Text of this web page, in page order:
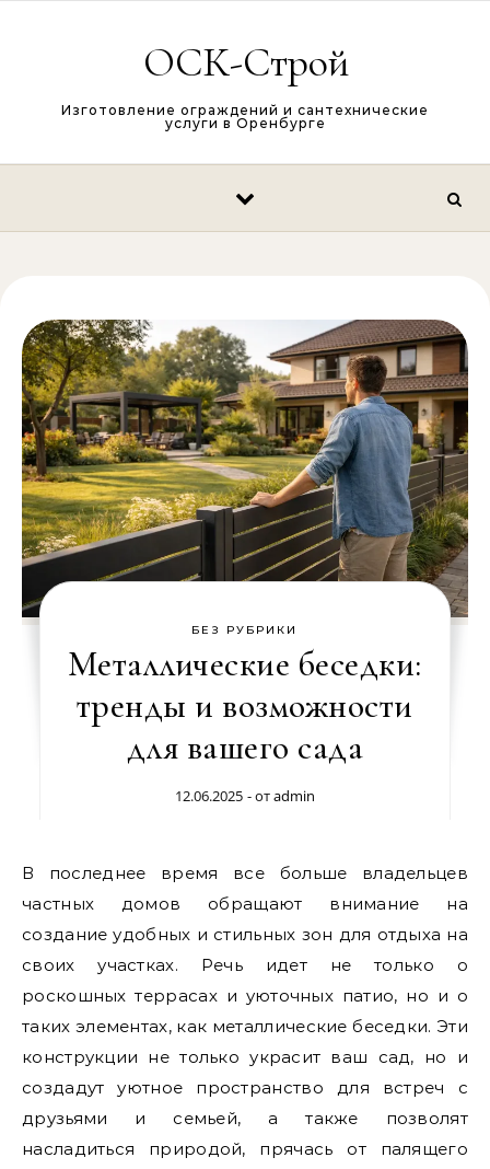
ОСК-Строй
Изготовление ограждений и сантехнические
услуги в Оренбурге
БЕЗ РУБРИКИ
Металлические беседки:
тренды и возможности
для вашего сада
12.06.2025 - отadmin
В последнее время все больше владельцев
частных домов обращают внимание на
создание удобных и стильных зон для отдыха на
своих участках. Речь идет не только о
роскошных террасах и уюточных патио, но и о
таких элементах, как металлические беседки. Эти
конструкции не только украсит ваш сад, но и
создадут уютное пространство для встреч с
друзьями и семьей, а также позволят
насладиться природой, прячась от палящего